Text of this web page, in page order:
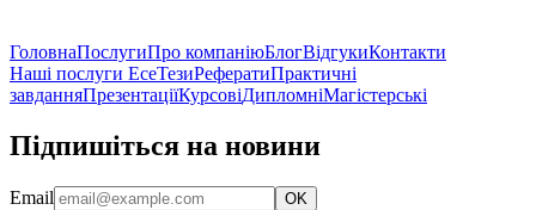
ГоловнаПослугиПро компаніюБлогВідгукиКонтакти
Наші послуги ЕсеТезиРефератиПрактичні
завданняПрезентаціїКурсовіДипломніМагістерські
Підпишіться на новини
Email OK